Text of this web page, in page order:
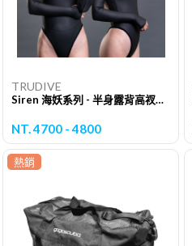
TRUDIVE
Siren 海妖系列 - 半身露背高衩低衩款
NT. 4700 - 4800
熱銷